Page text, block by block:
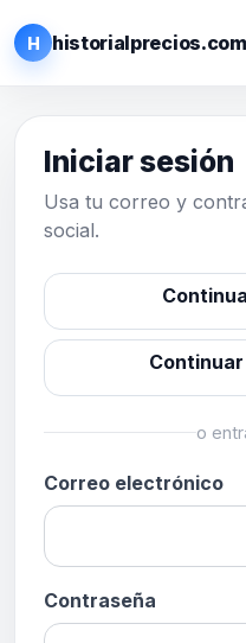
H historialprecios.com
Iniciar sesión
Usa tu correo y
social.
o
Correo electrónico
Contraseña